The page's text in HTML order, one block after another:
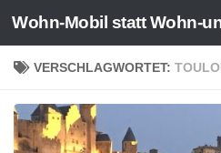
Zum Inhalt springen
Wohn-Mobil statt Wohn-
VERSCHLAGWORTET: